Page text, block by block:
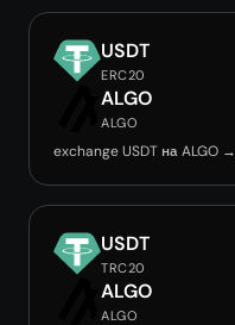
USDT
ERC20
ALGO
ALGO
exchange USDT на ALGO →
USDT
TRC20
ALGO
ALGO